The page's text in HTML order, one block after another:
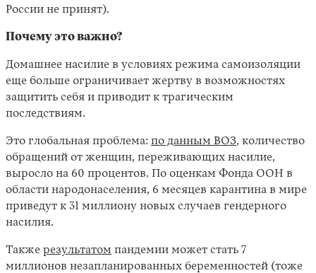
России не принят).
Почему это важно?
Домашнее насилие в условиях режима самоизоляции
еще больше ограничивает жертву в возможностях
защитить себя и приводит к трагическим
последствиям.
Это глобальная проблема: по данным ВОЗ, количество
обращений от женщин, переживающих насилие,
выросло на 60 процентов. По оценкам Фонда ООН в
области народонаселения, 6 месяцев карантина в мире
приведут к 31 миллиону новых случаев гендерного
насилия.
Также результатом пандемии может стать 7
миллионов незапланированных беременностей (тоже